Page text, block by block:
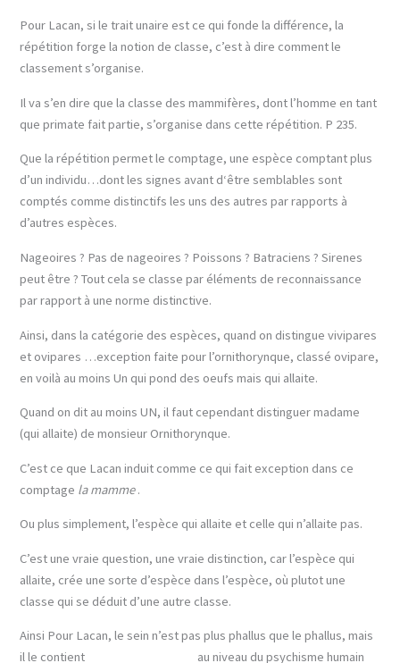
Pour Lacan, si le trait unaire est ce qui fonde la différence, la
répétition forge la notion de classe, c’est à dire comment le
classement s’organise.
Il va s’en dire que la classe des mammifères, dont l’homme en tant
que primate fait partie, s’organise dans cette répétition. P 235.
Que la répétition permet le comptage, une espèce comptant plus
d’un individu…dont les signes avant d‘être semblables sont
comptés comme distinctifs les uns des autres par rapports à
d’autres espèces.
Nageoires ? Pas de nageoires ? Poissons ? Batraciens ? Sirenes
peut être ? Tout cela se classe par éléments de reconnaissance
par rapport à une norme distinctive.
Ainsi, dans la catégorie des espèces, quand on distingue vivipares
et ovipares …exception faite pour l’ornithorynque, classé ovipare,
en voilà au moins Un qui pond des oeufs mais qui allaite.
Quand on dit au moins UN, il faut cependant distinguer madame
(qui allaite) de monsieur Ornithorynque.
C’est ce que Lacan induit comme ce qui fait exception dans ce
comptage la mamme.
Ou plus simplement, l’espèce qui allaite et celle qui n’allaite pas.
C’est une vraie question, une vraie distinction, car l’espèce qui
allaite, crée une sorte d’espèce dans l’espèce, où plutot une
classe qui se déduit d’une autre classe.
Ainsi Pour Lacan, le sein n’est pas plus phallus que le phallus, mais
il le contient au niveau du psychisme humain